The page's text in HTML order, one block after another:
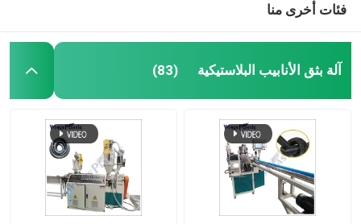
فئات أخرى منا
آلة بثق الأنابيب البلاستيكية (83)